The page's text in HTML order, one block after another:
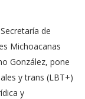
de
Michoacanas
González, pone
y trans (LBT+)
y